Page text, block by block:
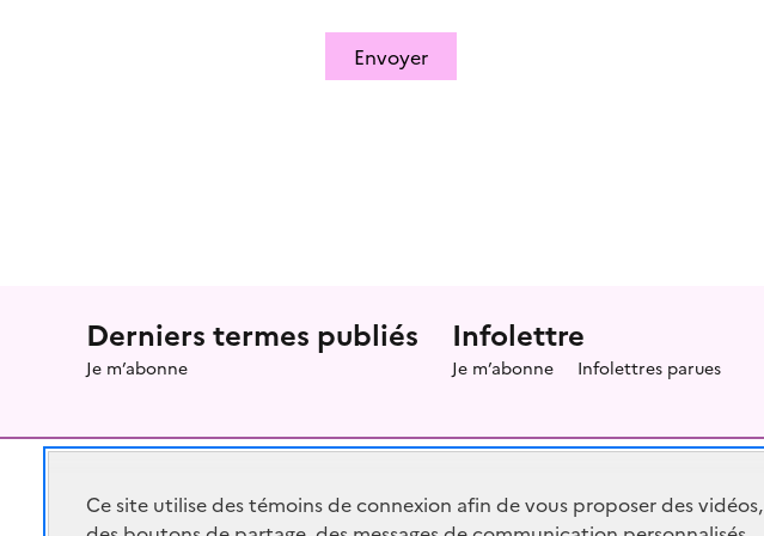
Envoyer
Menu prefooter
Derniers termes publiés
Je m’abonne
Infolettre
Je m’abonne Infolettres parues
Ce site utilise des témoins de connexion afin de vous proposer des vidéos,